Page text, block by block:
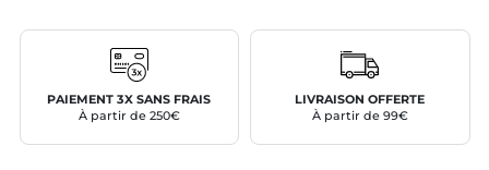
PAIEMENT 3X SANS FRAIS
À partir de 250€
LIVRAISON OFFERTE
À partir de 99€